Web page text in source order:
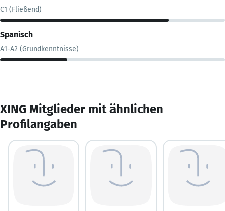
C1 (Fließend)
Spanisch
A1-A2 (Grundkenntnisse)
XING Mitglieder mit ähnlichen
Profilangaben